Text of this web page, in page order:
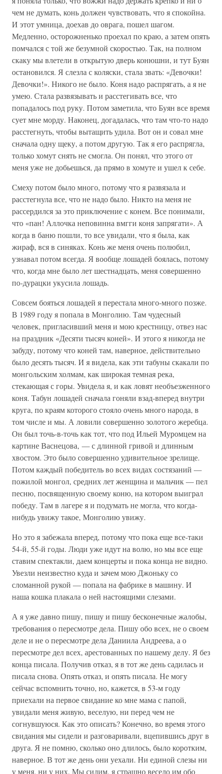
чем не думать, конь должен чувствовать, что я спокойна.
И этот умница, доехав до оврага, пошел шагом.
Медленно, осторожненько проехал по краю, а затем опять
помчался с той же безумной скоростью. Так, на полном
скаку мы влетели в открытую дверь конюшни, и тут Буян
остановился. Я слезла с коляски, стала звать: «Девочки!
Девочки!». Никого не было. Коня надо распрягать, а я не
умею. Стала развязывать и расстегивать все, что
попадалось под руку. Потом заметила, что Буян все время
сует мне морду. Наконец, догадалась, что там что-то надо
расстегнуть, чтобы вытащить удила. Вот он и совал мне
сначала одну щеку, а потом другую. Так я его распрягла,
только хомут снять не смогла. Он понял, что этого от
меня уже не добьешься, да прямо в хомуте и ушел к себе.
Смеху потом было много, потому что я развязала и
расстегнула все, что не надо было. Никто на меня не
рассердился за это приключение с конем. Все понимали,
что «пан! Аллочка неповинна вмгги коня запрягати». А
когда в баню пошли, то все увидали, что я была, как
жираф, вся в синяках. Конь же меня очень полюбил,
узнавал потом всегда. Я вообще лошадей боялась, потому
что, когда мне было лет шестнадцать, меня совершенно
по-дурацки укусила лошадь.
Совсем бояться лошадей я перестала много-много позже.
В 1989 году я попала в Монголию. Там чудесный
человек, пригласивший меня и мою крестницу, отвез нас
на праздник «Десяти тысяч коней». И этого я никогда не
забуду, потому что коней там, наверное, действительно
было десять тысяч. И я видела, как эти табуны скакали по
монгольским холмам, как широкая темная река,
стекающая с горы. Увидела я, и как ловят необъезженного
коня. Табун лошадей сначала гоняли взад-вперед внутри
круга, по краям которого стояло очень много народа, в
том числе и мы. А ловили совершенно золотого жеребца.
Он был точь-в-точь как тот, что под Ильей Муромцем на
картине Васнецова, — с длинной гривой и длинным
хвостом. Это было совершенно удивительное зрелище.
Потом каждый победитель во всех видах состязаний —
пожилой монгол, средних лет женщина и мальчик — пел
песню, посвященную своему коню, на котором выиграл
победу. Там в лагере я и подумать не могла, что когда-
нибудь увижу такое, Монголию увижу.
Но это я забежала вперед, потому что пока еще все-таки
54-й, 55-й годы. Люди уже идут на волю, но мы все еще
ставим спектакли, даем концерты и пока конца не видно.
Увезли неизвестно куда и зачем мою Джоньку со
сломанной рукой — попала на фабрике в машину. И
наша кошка плакала о ней настоящими слезами.
А я уже давно пишу, пишу и пишу бесконечные жалобы,
требования о пересмотре дела. Пишу обо всех, не о своем
деле и не о пересмотре дела Даниила Андреева, а о
пересмотре дел всех, арестованных по нашему делу. Я без
конца писала. Получив отказ, я в тот же день садилась и
писала снова. Опять отказ, и опять писала. Не могу
сейчас вспомнить точно, но, кажется, в 53-м году
приехали на первое свидание ко мне мама с папой,
увидали меня живую, веселую, ни перед чем не
согнувшуюся. Как это описать? Конечно, во время этого
свидания мы сидели и разговаривали, вцепившись друг в
друга. Я не помню, сколько оно длилось, было коротким,
наверное. В тот же день они уехали. Ни единой слезы ни
у меня, ни у них. Мы сидим, я страшно весело им обо